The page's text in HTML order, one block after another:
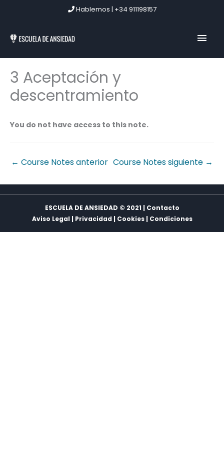
Hablemos | +34 911198157
3 Aceptación y
descentramiento
You do not have access to this note.
← Course Notes anterior Course Notes siguiente →
ESCUELA DE ANSIEDAD © 2021 | Contacto
Aviso Legal | Privacidad | Cookies| Condiciones